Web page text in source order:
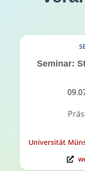
Seminar:
Universität